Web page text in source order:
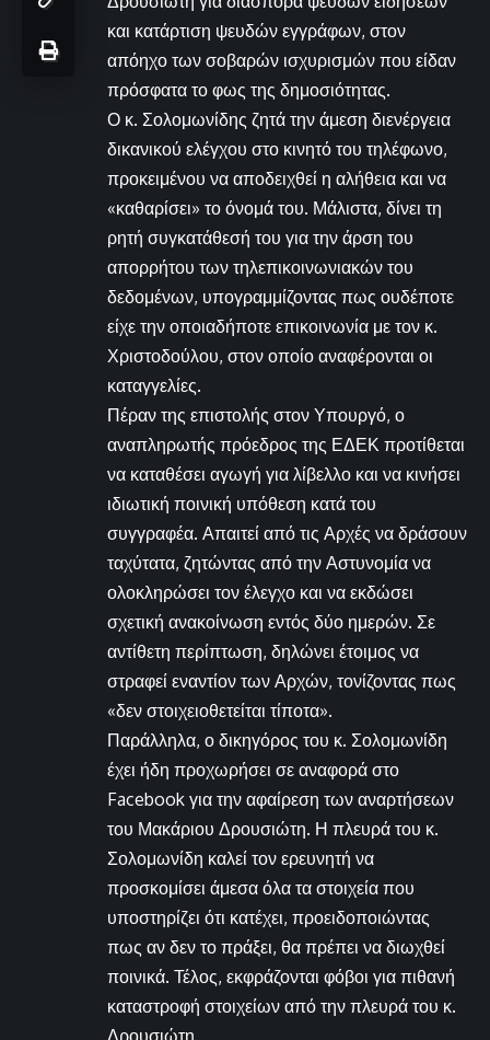
και κατάρτιση ψευδών εγγράφων, στον
απόηχο των σοβαρών ισχυρισμών που είδαν
πρόσφατα το φως της δημοσιότητας.
Ο κ. Σολομωνίδης ζητά την άμεση διενέργεια
δικανικού ελέγχου στο κινητό του τηλέφωνο,
προκειμένου να αποδειχθεί η αλήθεια και να
«καθαρίσει» το όνομά του. Μάλιστα, δίνει τη
ρητή συγκατάθεσή του για την άρση του
απορρήτου των τηλεπικοινωνιακών του
δεδομένων, υπογραμμίζοντας πως ουδέποτε
είχε την οποιαδήποτε επικοινωνία με τον κ.
Χριστοδούλου, στον οποίο αναφέρονται οι
καταγγελίες.
Πέραν της επιστολής στον Υπουργό, ο
αναπληρωτής πρόεδρος της ΕΔΕΚ προτίθεται
να καταθέσει αγωγή για λίβελλο και να κινήσει
ιδιωτική ποινική υπόθεση κατά του
συγγραφέα. Απαιτεί από τις Αρχές να δράσουν
ταχύτατα, ζητώντας από την Αστυνομία να
ολοκληρώσει τον έλεγχο και να εκδώσει
σχετική ανακοίνωση εντός δύο ημερών. Σε
αντίθετη περίπτωση, δηλώνει έτοιμος να
στραφεί εναντίον των Αρχών, τονίζοντας πως
«δεν στοιχειοθετείται τίποτα».
Παράλληλα, ο δικηγόρος του κ. Σολομωνίδη
έχει ήδη προχωρήσει σε αναφορά στο
Facebook για την αφαίρεση των αναρτήσεων
του Μακάριου Δρουσιώτη. Η πλευρά του κ.
Σολομωνίδη καλεί τον ερευνητή να
προσκομίσει άμεσα όλα τα στοιχεία που
υποστηρίζει ότι κατέχει, προειδοποιώντας
πως αν δεν το πράξει, θα πρέπει να διωχθεί
ποινικά. Τέλος, εκφράζονται φόβοι για πιθανή
καταστροφή στοιχείων από την πλευρά του κ.